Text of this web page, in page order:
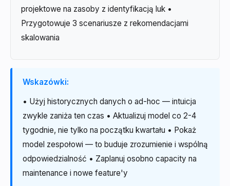
projektowe na zasoby z identyfikacją luk •
Przygotowuje 3 scenariusze z rekomendacjami
skalowania
Wskazówki:
• Użyj historycznych danych o ad-hoc — intuicja
zwykle zaniża ten czas • Aktualizuj model co 2-4
tygodnie, nie tylko na początku kwartału • Pokaż
model zespołowi — to buduje zrozumienie i wspólną
odpowiedzialność • Zaplanuj osobno capacity na
maintenance i nowe feature'y